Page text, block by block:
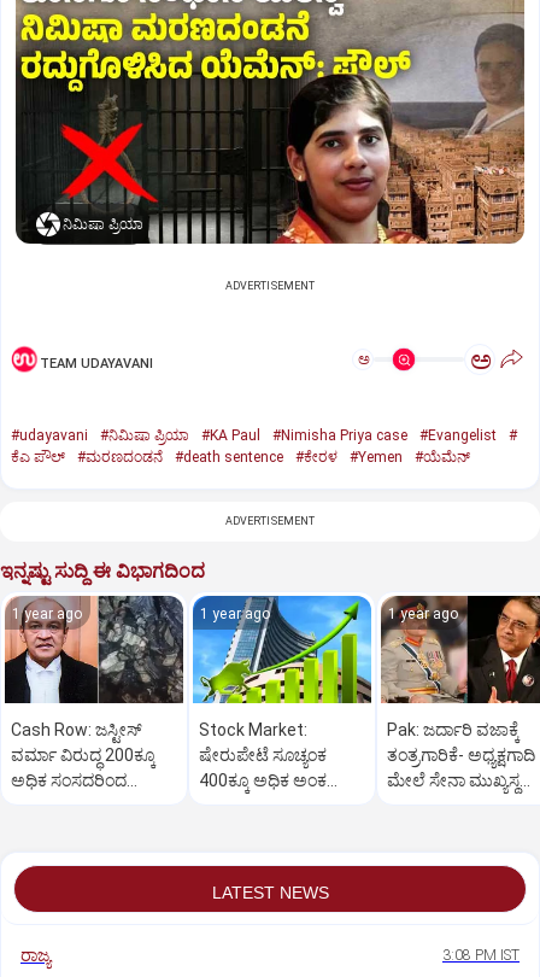
ನಿಮಿಷಾ ಪ್ರಿಯಾ
ADVERTISEMENT
TEAM UDAYAVANI ಅ ಅ
#udayavani #ನಿಮಿಷಾ ಪ್ರಿಯಾ #KA Paul #Nimisha Priya case #Evangelist
#
ಕೆಎ ಪೌಲ್
#ಮರಣದಂಡನೆ #death sentence #ಕೇರಳ #Yemen #ಯೆಮೆನ್‌
ADVERTISEMENT
ಇನ್ನಷ್ಟು ಸುದ್ದಿ ಈ ವಿಭಾಗದಿಂದ
1 year ago
Cash Row: ಜಸ್ಟೀಸ್‌
ವರ್ಮಾ ವಿರುದ್ಧ 200ಕ್ಕೂ
ಅಧಿಕ ಸಂಸದರಿಂದ
1 year ago
Stock Market:
ಷೇರುಪೇಟೆ ಸೂಚ್ಯಂಕ
400ಕ್ಕೂ ಅಧಿಕ ಅಂಕ
1 year ago
Pak: ಜರ್ದಾರಿ ವಜಾಕ್ಕೆ
ತಂತ್ರಗಾರಿಕೆ- ಅಧ್ಯಕ್ಷಗಾದಿ
ಮೇಲೆ ಸೇನಾ ಮುಖ್ಯಸ್ಥ
LATEST NEWS
ರಾಜ್ಯ 3:08 PM IST